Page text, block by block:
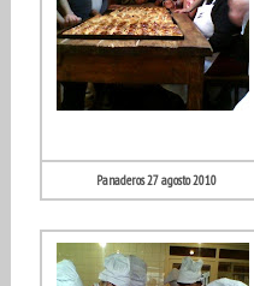
Panaderos 27 agosto 2010